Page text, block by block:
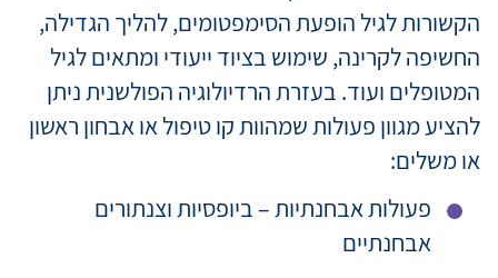
הקשורות לגיל הופעת הסימפטומים, להליך הגדילה,
החשיפה לקרינה, שימוש בציוד ייעודי ומתאים לגיל
המטופלים ועוד. בעזרת הרדיולוגיה הפולשנית ניתן
להציע מגוון פעולות שמהוות קו טיפול או אבחון ראשון
או משלים:
פעולות אבחנתיות – ביופסיות וצנתורים
אבחנתיים